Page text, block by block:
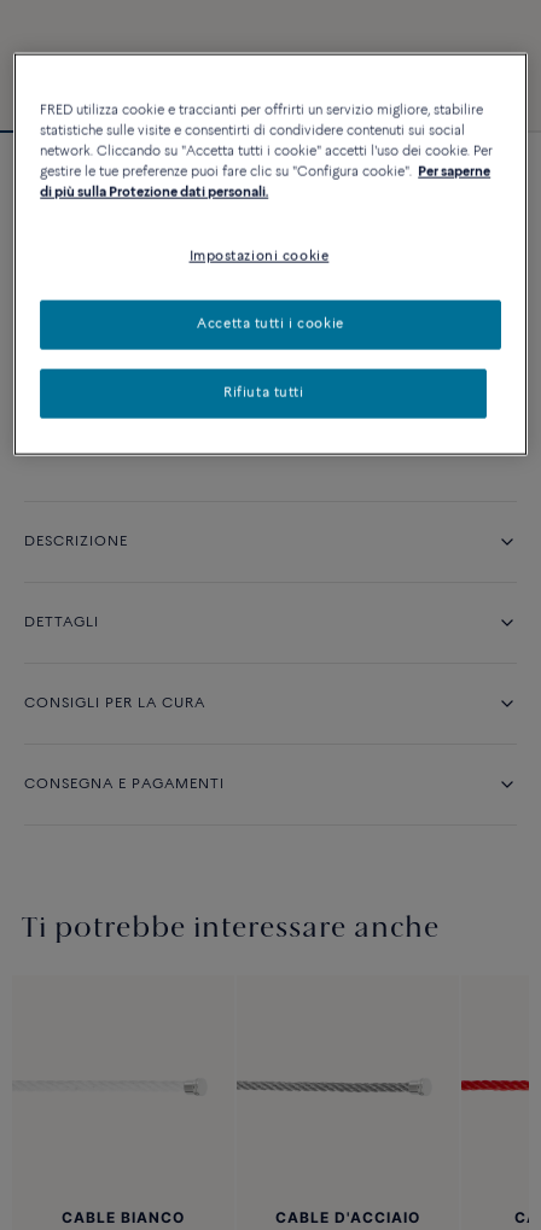
Bracciale Force 10
PERSONALIZZA
AGGIUNGI AL CARRELLO
Contattataci per qualsiasi domanda sulle misure
DESCRIZIONE
DETTAGLI
CONSIGLI PER LA CURA
CONSEGNA E PAGAMENTI
Ti potrebbe interessare anche
CABLE BIANCO CABLE D'ACCIAIO
FRED utilizza cookie e traccianti per offrirti un servizio migliore, stabilire
statistiche sulle visite e consentirti di condividere contenuti sui social
network. Cliccando su "Accetta tutti i cookie" accetti l'uso dei cookie. Per
gestire le tue preferenze puoi fare clic su "Configura cookie". Per saperne
di più sulla Protezione dati personali.
Impostazioni cookie
Rifiuta tutti
Accetta tutti i cookie